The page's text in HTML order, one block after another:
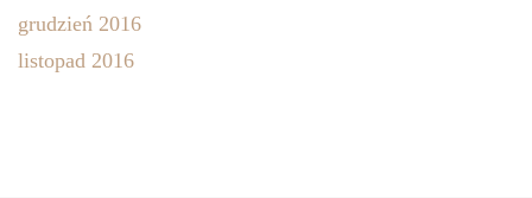
grudzień 2016
listopad 2016